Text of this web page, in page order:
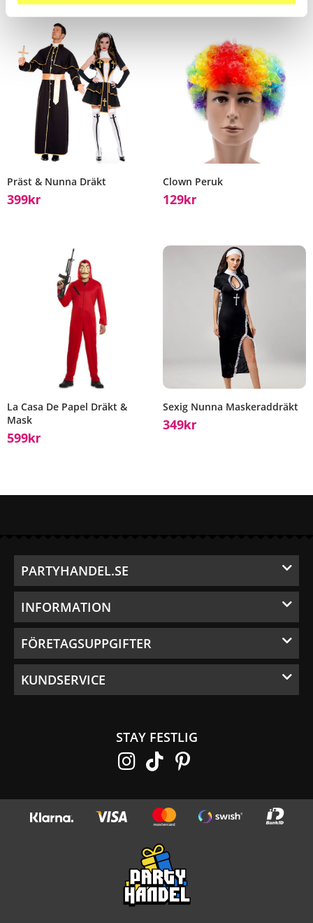
Präst & Nunna Dräkt
399Kr
Clown Peruk
129Kr
La Casa De Papel Dräkt &
Mask
599Kr
Sexig Nunna Maskeraddräkt
349Kr
PARTYHANDEL.SE
INFORMATION
FÖRETAGSUPPGIFTER
KUNDSERVICE
STAY FESTLIG